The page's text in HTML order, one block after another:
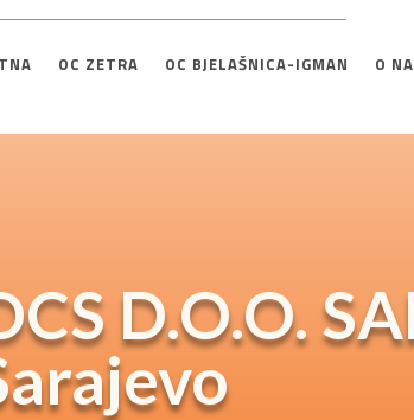
OC ZETRA OC BJELAŠNICA-IGMAN O
D.O.O.